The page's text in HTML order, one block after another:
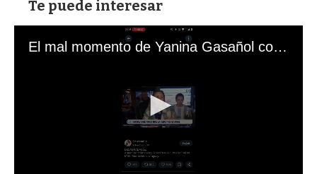
Te puede interesar
El mal momento de Yanina Gasañol con un hincha argentino en "Subrayado"